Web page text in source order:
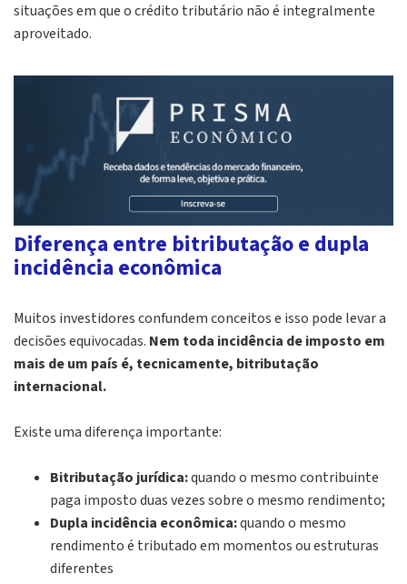
situações em que o crédito tributário não é integralmente
aproveitado.
Diferença entre bitributação e dupla
incidência econômica
Muitos investidores confundem conceitos e isso pode levar a
decisões equivocadas. Nem toda incidência de imposto em
mais de um país é, tecnicamente, bitributação
internacional.
Existe uma diferença importante:
Bitributação jurídica:quando o mesmo contribuinte
paga imposto duas vezes sobre o mesmo rendimento;
Dupla incidência econômica:quando o mesmo
rendimento é tributado em momentos ou estruturas
diferentes